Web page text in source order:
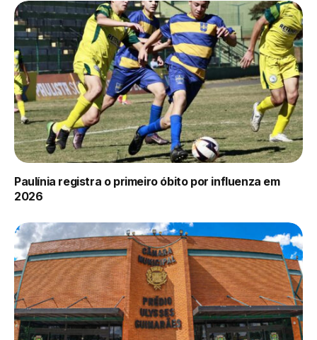
Paulínia registra o primeiro óbito por influenza em
2026